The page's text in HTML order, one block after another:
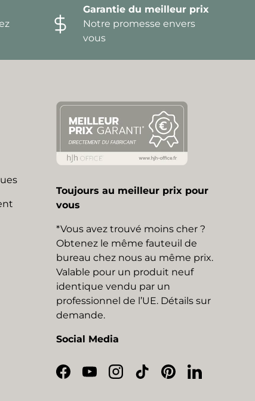
Garantie du meilleur prix
Notre promesse envers
vous
Toujours au meilleur prix pour
vous
*Vous avez trouvé moins cher ?
Obtenez le même fauteuil de
bureau chez nous au même prix.
Valable pour un produit neuf
identique vendu par un
professionnel de l’UE. Détails sur
demande.
Social Media
Facebook
YouTubeInstagram
TikTokPinterestLinkedIn